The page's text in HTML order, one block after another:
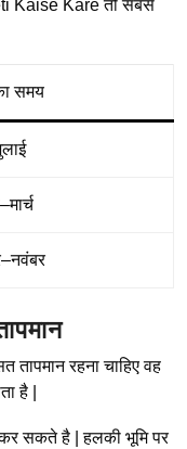
Kaise Kare तो सबसे
समय
रहना चाहिए वह
है |
सकते है | हलकी भूमि पर